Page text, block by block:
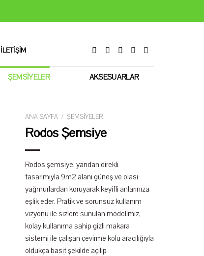
İLETIŞIM
ŞEMSIYELER AKSESUARLAR
ANA SAYFA / ŞEMSIYELER
Rodos Şemsiye
Rodos şemsiye, yandan direkli
tasarımıyla 9m2 alanı güneş ve olası
yağmurlardan koruyarak keyifli anlarınıza
eşlik eder. Pratik ve sorunsuz kullanım
vizyonu ile sizlere sunulan modelimiz,
kolay kullanıma sahip gizli makara
sistemi ile çalışan çevirme kolu aracılığıyla
oldukça basit şekilde açılıp